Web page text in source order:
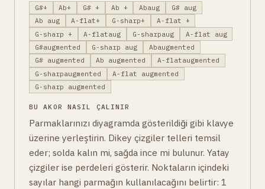
G#+
Ab+ G# + Ab + Abaug
G# aug
Ab aug
A-flat+ G-sharp+
A-flat +
G-sharp +
A-flataug G-sharpaug
A-flat aug
G#augmented
G-sharp aug
Abaugmented
G# augmented
Ab augmented
A-flataugmented
G-sharpaugmented
A-flat augmented
G-sharp augmented
BU AKOR NASIL ÇALINIR
Parmaklarınızı diyagramda gösterildiği gibi klavye
üzerine yerleştirin. Dikey çizgiler telleri temsil
eder; solda kalın mi, sağda ince mi bulunur. Yatay
çizgiler ise perdeleri gösterir. Noktaların içindeki
sayılar hangi parmağın kullanılacağını belirtir: 1